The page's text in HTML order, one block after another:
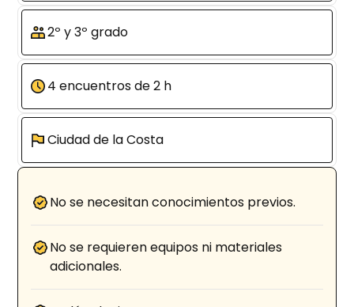
2º y 3º grado
4 encuentros de 2 h
Ciudad de la Costa
No se necesitan conocimientos previos.
No se requieren equipos ni materiales
adicionales.